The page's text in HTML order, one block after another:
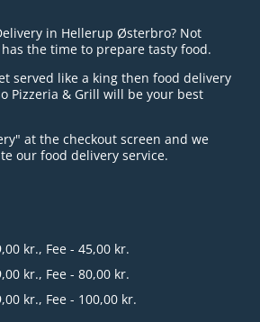
in Hellerup Østerbro? Not
the time to prepare tasty food.
served like a king then food delivery
Pizzeria & Grill will be your best
at the checkout screen and we
our food delivery service.
kr., Fee - 45,00 kr.
kr., Fee - 80,00 kr.
kr., Fee - 100,00 kr.